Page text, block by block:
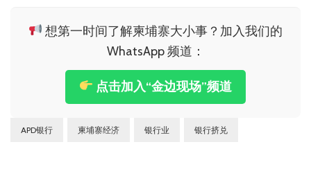
想第一时间了解柬埔寨大小事？加入我们的
WhatsApp 频道：
点击加入“金边现场”频道
APD银行 柬埔寨经济 银行业 银行挤兑